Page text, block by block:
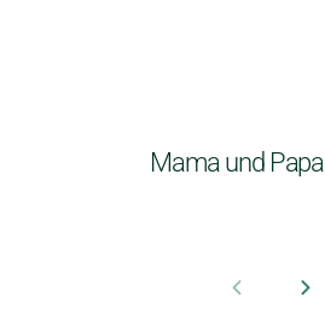
Mama und Papa